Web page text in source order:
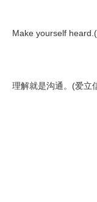
Make yourself
理解就是沟通。(爱立